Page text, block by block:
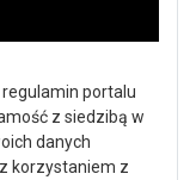
portalu
z siedzibą w
danych
korzystaniem z